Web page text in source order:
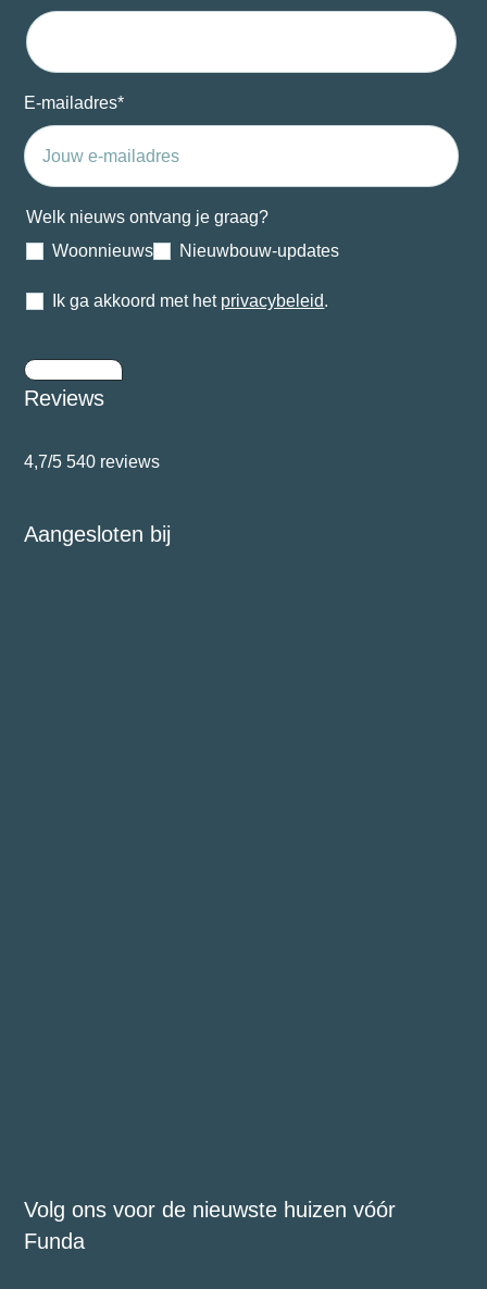
E-mailadres*
Welk nieuws ontvang je graag?
Woonnieuws
Nieuwbouw-updates
Ik ga akkoord met het privacybeleid.
Reviews
4,7/5 540 reviews
Aangesloten bij
Volg ons voor de nieuwste huizen vóór
Funda